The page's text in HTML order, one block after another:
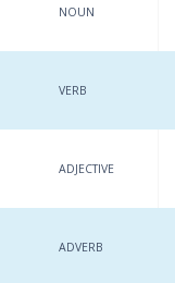
NOUN
VERB
ADJECTIVE
ADVERB